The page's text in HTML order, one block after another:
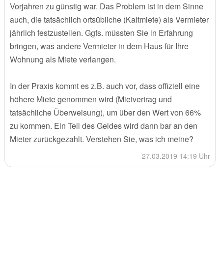
Vorjahren zu günstig war. Das Problem ist in dem Sinne
auch, die tatsächlich ortsübliche (Kaltmiete) als Vermieter
jährlich festzustellen. Ggfs. müssten Sie in Erfahrung
bringen, was andere Vermieter in dem Haus für Ihre
Wohnung als Miete verlangen.
In der Praxis kommt es z.B. auch vor, dass offiziell eine
höhere Miete genommen wird (Mietvertrag und
tatsächliche Überweisung), um über den Wert von 66%
zu kommen. Ein Teil des Geldes wird dann bar an den
Mieter zurückgezahlt. Verstehen Sie, was ich meine?
27.03.2019 14:19 Uhr